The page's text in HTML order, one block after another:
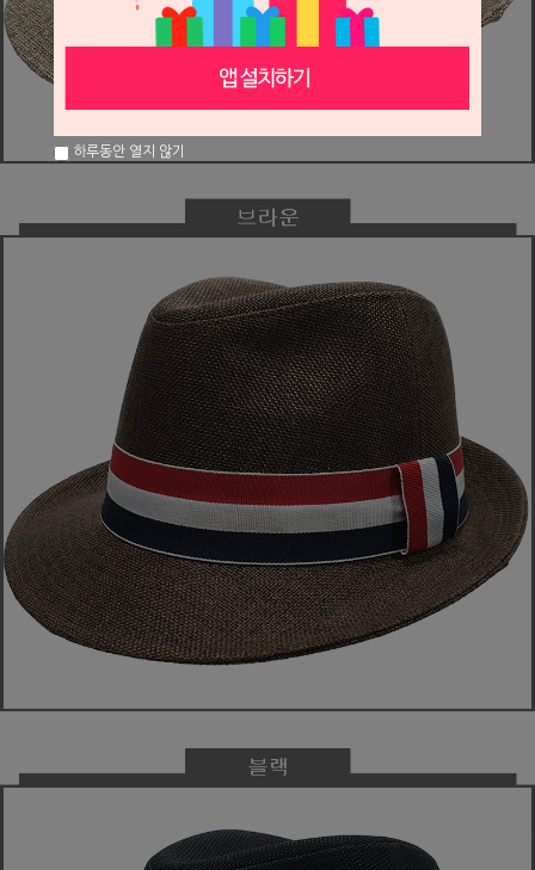
하루동안 열지 않기